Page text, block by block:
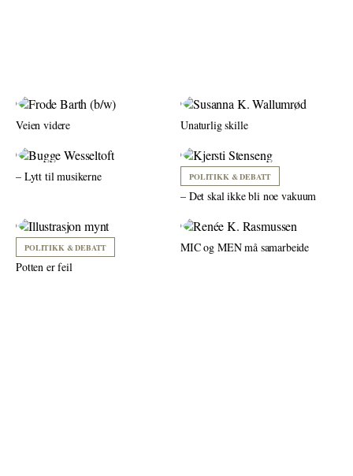
Veien videre Unaturlig skille
– Lytt til musikerne POLITIKK & DEBATT
– Det skal ikke bli noe vakuum
POLITIKK & DEBATT
Potten er feil
MIC og MEN må samarbeide